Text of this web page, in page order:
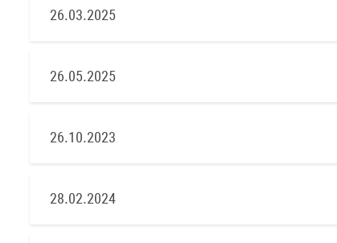
26.03.2025
26.05.2025
26.10.2023
28.02.2024